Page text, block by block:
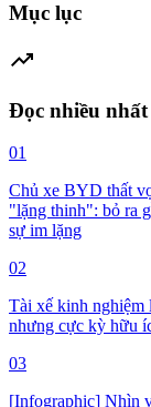
Mục lục
trending_up
Đọc nhiều nhất
01
Chủ xe BYD thất
"lặng thinh": bỏ ra
sự im lặng
02
Tài xế kinh nghiệm
nhưng cực kỳ hữu
03
[Infographic] Nhìn